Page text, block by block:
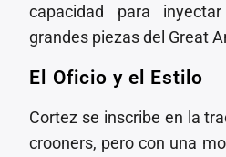
capacidad para
grandes piezas del Great
El Oficio y el Estilo
Cortez se inscribe en la
crooners, pero con una